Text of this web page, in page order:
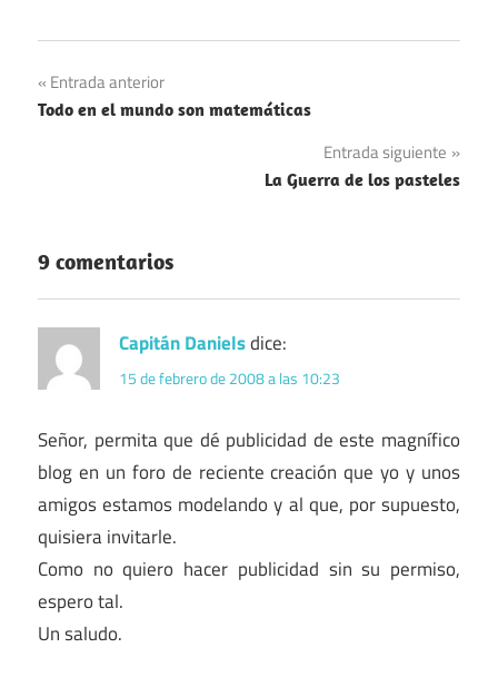
Navegación
de
Entrada anterior
Todo en el mundo son matemáticas
Entrada siguiente
La Guerra de los pasteles
9 comentarios
Capitán Danielsdice:
15 de febrero de 2008 a las 10:23
Señor, permita que dé publicidad de este magnífico
blog en un foro de reciente creación que yo y unos
amigos estamos modelando y al que, por supuesto,
quisiera invitarle.
Como no quiero hacer publicidad sin su permiso,
espero tal.
Un saludo.